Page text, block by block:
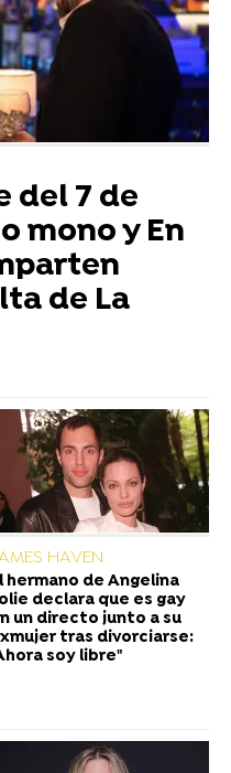
del 7 de
mono y En
de La
HAVEN
hermano de Angelina
declara que es gay
un directo junto a su
tras divorciarse:
soy libre"